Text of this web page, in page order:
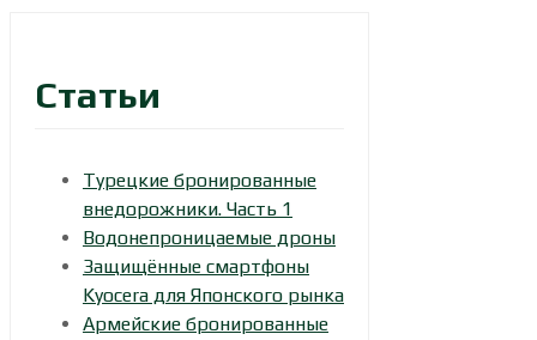
Статьи
Турецкие бронированные
внедорожники. Часть 1
Водонепроницаемые дроны
Защищённые смартфоны
Kyocera для Японского рынка
Армейские бронированные